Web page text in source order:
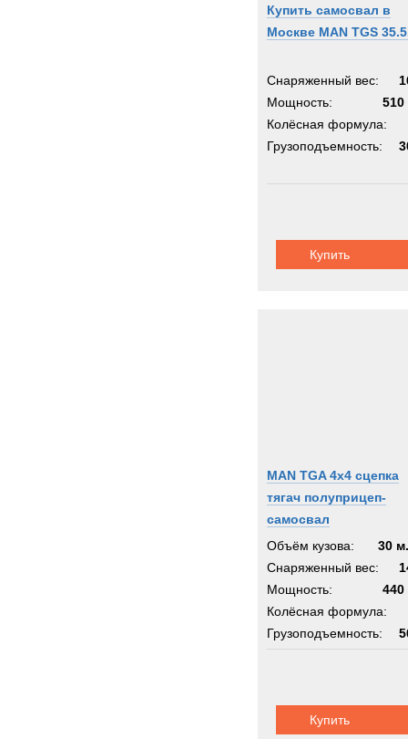
Купить самосвал в
Москве MAN TGS
Снаряженный вес:
Мощность:
510
Колёсная формула:
Грузоподъемность:
Купить
MAN TGA 4x4 сцепка
тягач полуприцеп-
самосвал
Объём кузова:
30
Снаряженный вес:
Мощность:
440
Колёсная формула:
Грузоподъемность:
Купить